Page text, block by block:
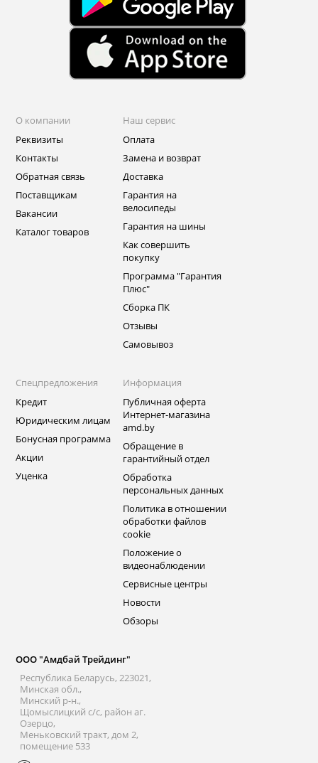
О компании
Реквизиты
Контакты
Обратная связь
Поставщикам
Вакансии
Каталог товаров
Наш сервис
Оплата
Замена и возврат
Доставка
Гарантия на
велосипеды
Гарантия на шины
Как совершить
покупку
Программа "Гарантия
Плюс"
Сборка ПК
Отзывы
Самовывоз
Спецпредложения
Кредит
Юридическим лицам
Бонусная программа
Акции
Уценка
Информация
Публичная оферта
Интернет-магазина
amd.by
Обращение в
гарантийный отдел
Обработка
персональных данных
Политика в отношении
обработки файлов
cookie
Положение о
видеонаблюдении
Сервисные центры
Новости
Обзоры
ООО "Амдбай Трейдинг"
Республика Беларусь, 223021,
Минская обл.,
Минский р-н.,
Щомыслицкий с/с, район аг.
Озерцо,
Меньковский тракт, дом 2,
помещение 533